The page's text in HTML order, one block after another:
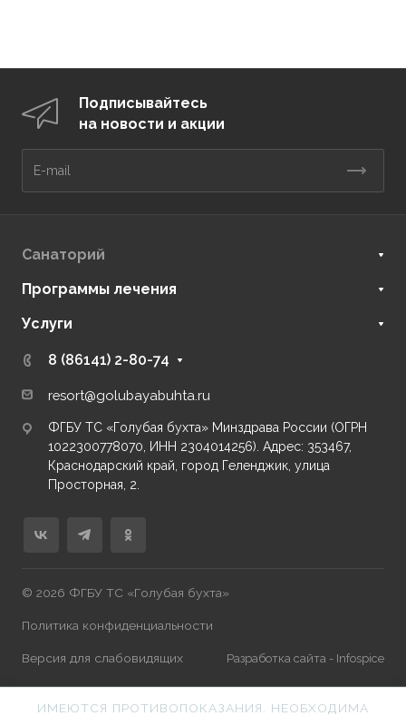
Подписывайтесь
на новости и акции
Санаторий
Программы лечения
Услуги
8 (86141) 2-80-74
resort@golubayabuhta.ru
ФГБУ ТС «Голубая бухта» Минздрава России (ОГРН
1022300778070, ИНН 2304014256). Адрес: 353467,
Краснодарский край, город Геленджик, улица
Просторная, 2.
© 2026 ФГБУ ТС «Голубая бухта»
Политика конфиденциальности
Версия для слабовидящих Разработка сайта - Infospice
ИМЕЮТСЯ ПРОТИВОПОКАЗАНИЯ. НЕОБХОДИМА